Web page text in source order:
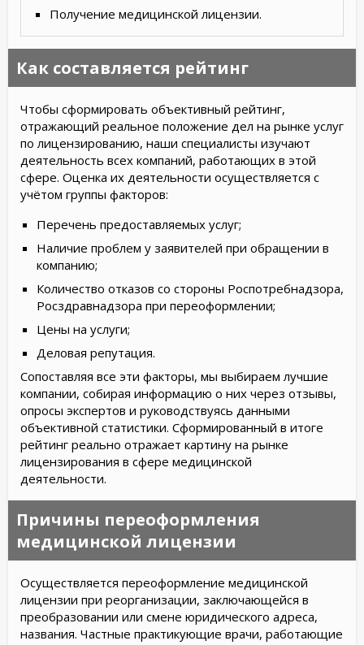
Получение медицинской лицензии.
Как составляется рейтинг
Чтобы сформировать объективный рейтинг,
отражающий реальное положение дел на рынке услуг
по лицензированию, наши специалисты изучают
деятельность всех компаний, работающих в этой
сфере. Оценка их деятельности осуществляется с
учётом группы факторов:
Перечень предоставляемых услуг;
Наличие проблем у заявителей при обращении в
компанию;
Количество отказов со стороны Роспотребнадзора,
Росздравнадзора при переоформлении;
Цены на услуги;
Деловая репутация.
Сопоставляя все эти факторы, мы выбираем лучшие
компании, собирая информацию о них через отзывы,
опросы экспертов и руководствуясь данными
объективной статистики. Сформированный в итоге
рейтинг реально отражает картину на рынке
лицензирования в сфере медицинской
деятельности.
Причины переоформления
медицинской лицензии
Осуществляется переоформление медицинской
лицензии при реорганизации, заключающейся в
преобразовании или смене юридического адреса,
названия. Частные практикующие врачи, работающие